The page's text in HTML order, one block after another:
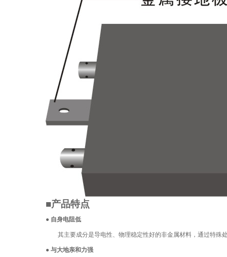
■产品特点
● 自身电阻低
其主要成分是导电性、物理稳定性好的非金属材料 ，通过特殊
● 与大地亲和力强